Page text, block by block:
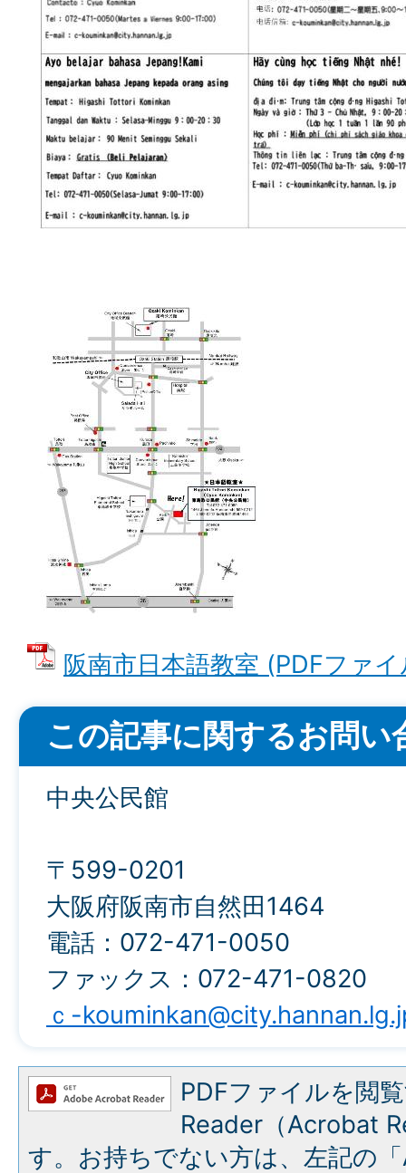
阪南市日本語教室 (PDFファ
この記事に関するお問い
中央公民館
〒599-0201
大阪府阪南市自然田1464
電話：072-471-0050
ファックス：072-471-0820
ｃ-
PDFファイルを閲
Reader（Acrobat
す。お持ちでない方は、左記の